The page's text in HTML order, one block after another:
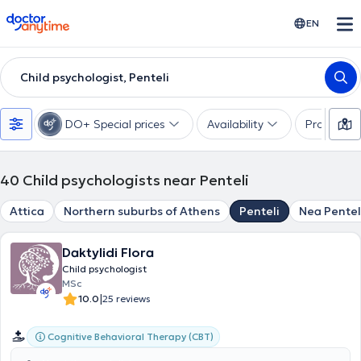
doctoranytime EN
Child psychologist, Penteli
DO+ Special prices Availability Profession
40 Child psychologists near Penteli
Attica Northern suburbs of Athens Penteli Nea
Daktylidi Flora
Child psychologist
MSc
10.0|25 reviews
Cognitive Behavioral Therapy (CBT)